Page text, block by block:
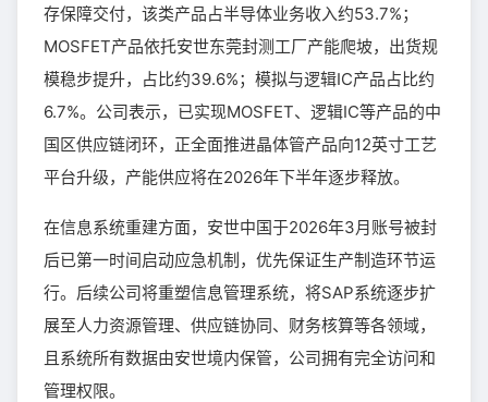
存保障交付，该类产品占半导体业务收入约53.7%；
MOSFET产品依托安世东莞封测工厂产能爬坡，出货规
模稳步提升，占比约39.6%；模拟与逻辑IC产品占比约
6.7%。公司表示，已实现MOSFET、逻辑IC等产品的中
国区供应链闭环，正全面推进晶体管产品向12英寸工艺
平台升级，产能供应将在2026年下半年逐步释放。
在信息系统重建方面，安世中国于2026年3月账号被封
后已第一时间启动应急机制，优先保证生产制造环节运
行。后续公司将重塑信息管理系统，将SAP系统逐步扩
展至人力资源管理、供应链协同、财务核算等各领域，
且系统所有数据由安世境内保管，公司拥有完全访问和
管理权限。